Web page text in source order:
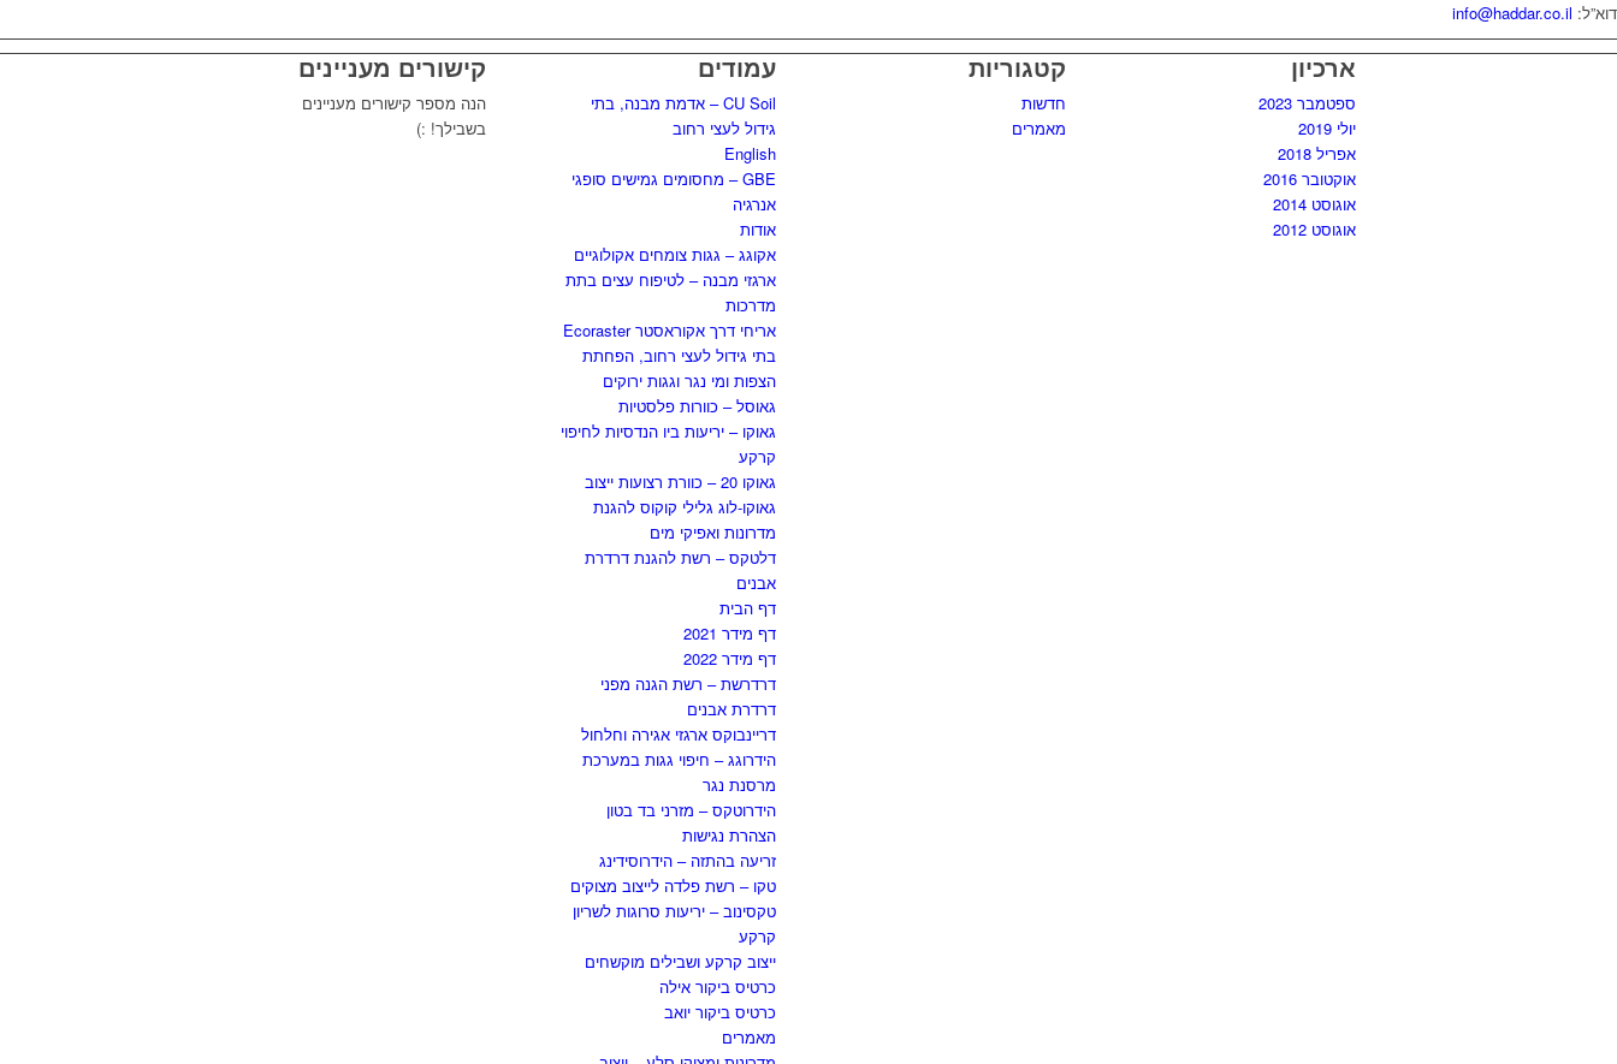
דוא”ל: info@haddar.co.il
קישורים מעניינים
הנה מספר קישורים מעניינים
בשבילך! :)
עמודים
CU Soil – אדמת מבנה, בתי
גידול לעצי רחוב
English
GBE – מחסומים גמישים סופגי
אנרגיה
אודות
אקוגג – גגות צומחים אקולוגיים
ארגזי מבנה – לטיפוח עצים בתת
מדרכות
אריחי דרך אקוראסטר Ecoraster
בתי גידול לעצי רחוב, הפחתת
הצפות ומי נגר וגגות ירוקים
גאוסל – כוורות פלסטיות
גאוקו – יריעות ביו הנדסיות לחיפוי
קרקע
גאוקו 20 – כוורת רצועות ייצוב
גאוקו-לוג גלילי קוקוס להגנת
מדרונות ואפיקי מים
דלטקס – רשת להגנת דרדרת
אבנים
דף הבית
דף מידר 2021
דף מידר 2022
דרדרשת – רשת הגנה מפני
דרדרת אבנים
דריינבוקס ארגזי אגירה וחלחול
הידרוגג – חיפוי גגות במערכת
מרסנת נגר
הידרוטקס – מזרני בד בטון
הצהרת נגישות
זריעה בהתזה – הידרוסידינג
טקו – רשת פלדה לייצוב מצוקים
טקסינוב – יריעות סרוגות לשריון
קרקע
ייצוב קרקע ושבילים מוקשחים
כרטיס ביקור אילה
כרטיס ביקור יואב
מאמרים
קטגוריות
חדשות
מאמרים
ארכיון
ספטמבר 2023
יולי 2019
אפריל 2018
אוקטובר 2016
אוגוסט 2014
אוגוסט 2012